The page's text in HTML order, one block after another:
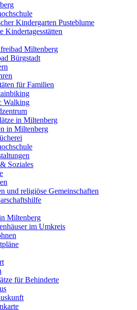
Kindergarten Pusteblume
Kindertagesstätten
Miltenberg
Bürgstadt
für Familien
Walking
in Miltenberg
in Miltenberg
Soziales
und religiöse Gemeinschaften
Miltenberg
im Umkreis
für Behinderte